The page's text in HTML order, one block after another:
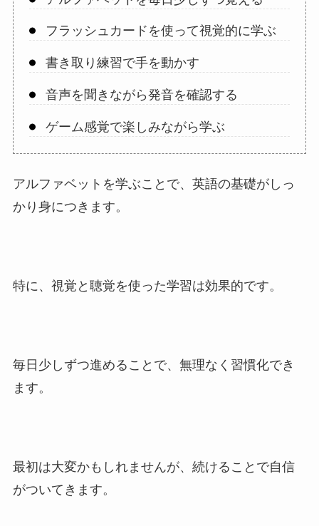
フラッシュカードを使って視覚的に学ぶ
書き取り練習で手を動かす
音声を聞きながら発音を確認する
ゲーム感覚で楽しみながら学ぶ
アルファベットを学ぶことで、英語の基礎がしっ
かり身につきます。
特に、視覚と聴覚を使った学習は効果的です。
毎日少しずつ進めることで、無理なく習慣化でき
ます。
最初は大変かもしれませんが、続けることで自信
がついてきます。